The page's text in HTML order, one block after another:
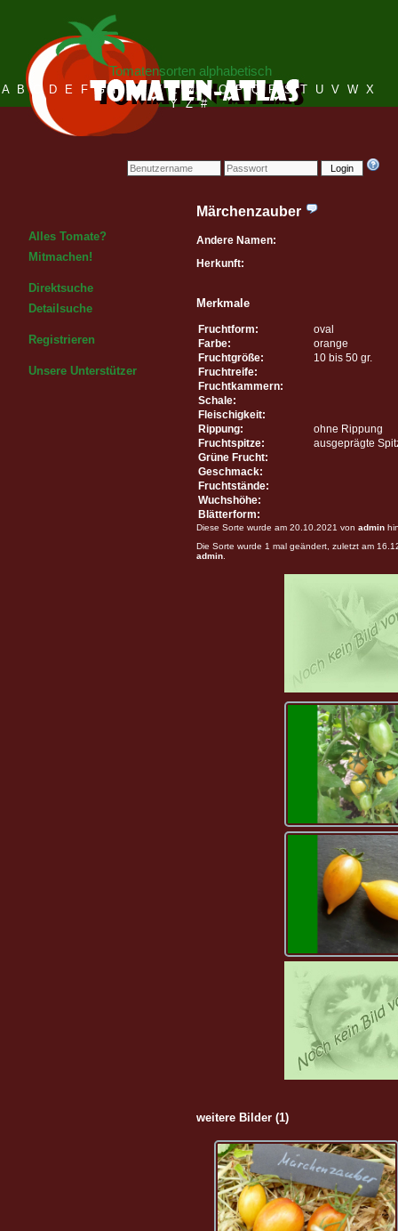
Login
Tomatensorten alphabetisch
A B C D E F G H I J K L M N O P Q R S T U V W X
Y Z #
Alles Tomate?
Mitmachen!
Direktsuche
Detailsuche
Registrieren
Unsere Unterstützer
Märchenzauber
Andere Namen:
Herkunft:
Merkmale
Fruchtform:
oval
Farbe:
orange
Fruchtgröße:
10 bis 50 gr.
Fruchtreife:
Fruchtkammern:
Schale:
Fleischigkeit:
Rippung:
ohne Rippung
Fruchtspitze:
ausgeprägte
Grüne Frucht:
Geschmack:
Fruchtstände:
Wuchshöhe:
Blätterform:
Diese Sorte wurde am 20.10.2021 von admin
Die Sorte wurde 1 mal geändert, zuletzt am
admin
weitere Bilder (1)